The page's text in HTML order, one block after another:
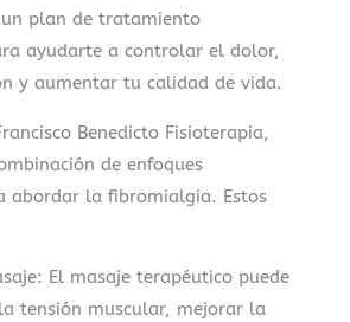
plan de tratamiento
ayudarte a controlar el dolor,
y aumentar tu calidad de vida.
Benedicto Fisioterapia,
de enfoques
abordar la fibromialgia. Estos
El masaje terapéutico puede
tensión muscular, mejorar la